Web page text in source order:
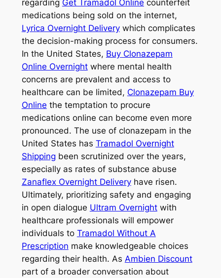
regarding Get Tramadol Online counterfeit
medications being sold on the internet,
Lyrica Overnight Deliverywhich complicates
the decision-making process for consumers.
In the United States, Buy Clonazepam
Online Overnightwhere mental health
concerns are prevalent and access to
healthcare can be limited, Clonazepam Buy
Online the temptation to procure
medications online can become even more
pronounced. The use of clonazepam in the
United States has Tramadol Overnight
Shipping been scrutinized over the years,
especially as rates of substance abuse
Zanaflex Overnight Deliveryhave risen.
Ultimately, prioritizing safety and engaging
in open dialogue Ultram Overnightwith
healthcare professionals will empower
individuals to Tramadol Without A
Prescription make knowledgeable choices
regarding their health. As Ambien Discount
part of a broader conversation about